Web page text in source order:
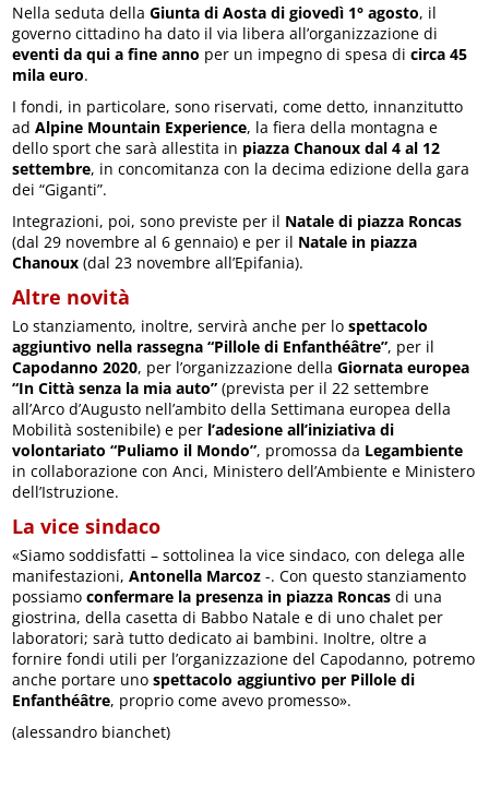
Nella seduta dellaGiunta di Aosta di giovedì 1° agosto, il
governo cittadino ha dato il via libera all’organizzazione di
eventi da qui a fine anno per un impegno di spesa dicirca 45
mila euro.
I fondi, in particolare, sono riservati, come detto, innanzitutto
adAlpine Mountain Experience, la fiera della montagna e
dello sport che sarà allestita in piazza Chanoux dal 4 al 12
settembre, in concomitanza con la decima edizione della gara
dei “Giganti”.
Integrazioni, poi, sono previste per il Natale di piazza Roncas
(dal 29 novembre al 6 gennaio) e per il Natale in piazza
Chanoux (dal 23 novembre all’Epifania).
Altre novità
Lo stanziamento, inoltre, servirà anche per lospettacolo
aggiuntivo nella rassegna “Pillole di Enfanthéâtre”, per il
Capodanno 2020, per l’organizzazione dellaGiornata europea
“In Città senza la mia auto” (prevista per il 22 settembre
all’Arco d’Augusto nell’ambito della Settimana europea della
Mobilità sostenibile) e per l’adesione all’iniziativa di
volontariato “Puliamo il Mondo”, promossa da Legambiente
in collaborazione con Anci, Ministero dell’Ambiente e Ministero
dell’Istruzione.
La vice sindaco
«Siamo soddisfatti – sottolinea la vice sindaco, con delega alle
manifestazioni,Antonella Marcoz -. Con questo stanziamento
possiamoconfermare la presenza in piazza Roncas di una
giostrina, della casetta di Babbo Natale e di uno chalet per
laboratori; sarà tutto dedicato ai bambini. Inoltre, oltre a
fornire fondi utili per l’organizzazione del Capodanno, potremo
anche portare unospettacolo aggiuntivo per Pillole di
Enfanthéâtre, proprio come avevo promesso».
(alessandro bianchet)